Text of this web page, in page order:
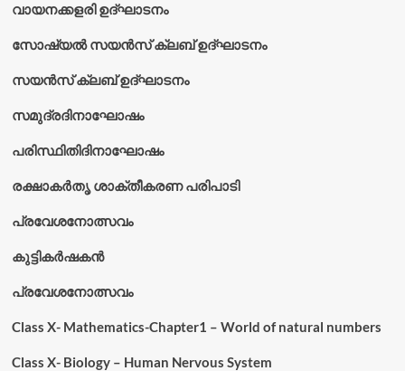
വായനക്കളരി ഉദ്‌ഘാടനം
സോഷ്യൽ സയൻസ് ക്ലബ് ഉദ്‌ഘാടനം
സയൻസ് ക്ലബ് ഉദ്‌ഘാടനം
സമുദ്രദിനാഘോഷം
പരിസ്ഥിതിദിനാഘോഷം
രക്ഷാകർതൃ ശാക്തീകരണ പരിപാടി
പ്രവേശനോത്സവം
കുട്ടികര്‍ഷകന്‍
പ്രവേശനോത്സവം
Class X- Mathematics-Chapter1 – World of natural numbers
Class X- Biology – Human Nervous System